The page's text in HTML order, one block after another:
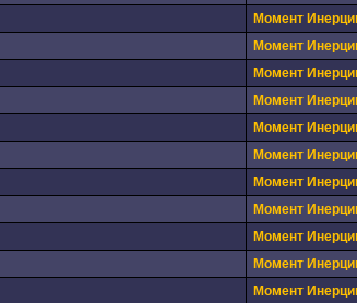
Момент
Момент
Момент
Момент
Момент
Момент
Момент
Момент
Момент
Момент
Момент